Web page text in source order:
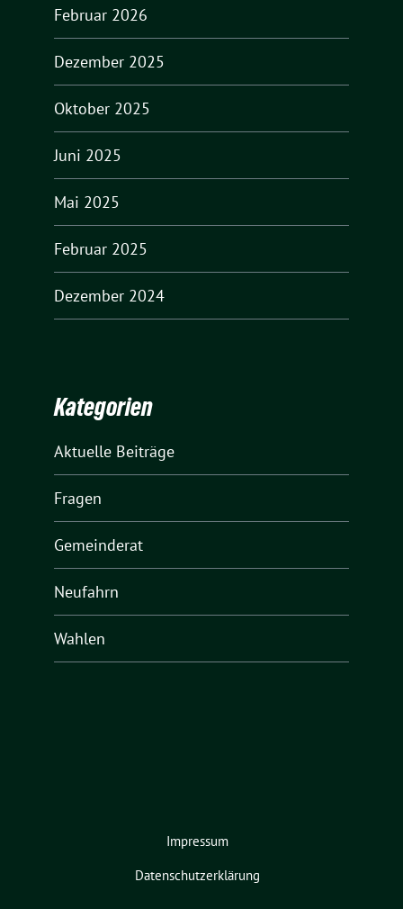
Februar 2026
Dezember 2025
Oktober 2025
Juni 2025
Mai 2025
Februar 2025
Dezember 2024
Kategorien
Aktuelle Beiträge
Fragen
Gemeinderat
Neufahrn
Wahlen
Impressum
Datenschutzerklärung